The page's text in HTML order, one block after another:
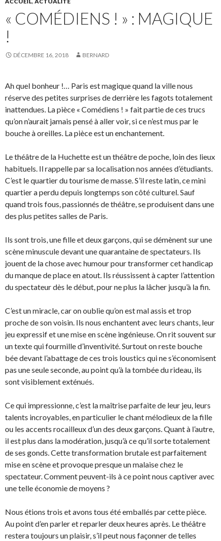
« COMÉDIENS ! » : MAGIQUE
!
DÉCEMBRE 16, 2018 BERNARD
Ah quel bonheur !… Paris est magique quand la ville nous
réserve des petites surprises de derrière les fagots totalement
inattendues. La pièce « Comédiens ! » fait partie de ces trucs
qu’on n’aurait jamais pensé à aller voir, si ce n’est mus par le
bouche à oreilles. La pièce est un enchantement.
Le théâtre de la Huchette est un théâtre de poche, loin des lieux
habituels. Il rappelle par sa localisation nos années d’étudiants.
C’est le quartier du tourisme de masse. S’il reste latin, ce mini
quartier a perdu depuis longtemps son côté culturel. Sauf
quand trois fous, passionnés de théâtre, se produisent dans une
des plus petites salles de Paris.
Ils sont trois, une fille et deux garçons, qui se démènent sur une
scène minuscule devant une quarantaine de spectateurs. Ils
jouent de la chose avec humour pour transformer cet handicap
du manque de place en atout. Ils réussissent à capter l’attention
du spectateur dès le début, pour ne plus la lâcher jusqu’à la fin.
C’est un miracle, car on oublie qu’on est mal assis et trop
proche de son voisin. Ils nous enchantent avec leurs chants, leur
jeu expressif et une mise en scène ingénieuse. On rit souvent sur
un texte qui fourmille d’inventivité. Surtout on reste bouche
bée devant l’abattage de ces trois loustics qui ne s’économisent
pas une seule seconde, au point qu’à la tombée du rideau, ils
sont visiblement exténués.
Ce qui impressionne, c’est la maîtrise parfaite de leur jeu, leurs
talents incroyables, en particulier le chant mélodieux de la fille
ou les accents rocailleux d’un des deux garçons. Quant à l’autre,
il est plus dans la modération, jusqu’à ce qu’il sorte totalement
de ses gonds. Cette transformation brutale est parfaitement
mise en scène et provoque presque un malaise chez le
spectateur. Comment peuvent-ils à ce point nous captiver avec
une telle économie de moyens ?
Nous étions trois et avons tous été emballés par cette pièce.
Au point d’en parler et reparler deux heures après. Le théâtre
restera toujours un plaisir, s’il peut nous façonner de telles